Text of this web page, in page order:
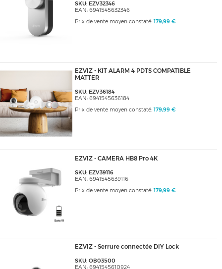
SKU: EZV32346
EAN: 6941545632346
Prix de vente moyen constaté: 179,99 €
EZVIZ - KIT ALARM 4 PDTS COMPATIBLE
MATTER
SKU: EZV36184
EAN: 6941545636184
Prix de vente moyen constaté: 179,99 €
EZVIZ - CAMERA HB8 Pro 4K
SKU: EZV39116
EAN: 6941545639116
Prix de vente moyen constaté: 179,99 €
EZVIZ - Serrure connectée DIY Lock
SKU: OB03500
EAN: 6941545610924